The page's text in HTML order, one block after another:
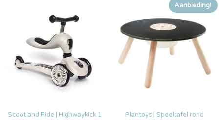
Scoot and Ride | Highwaykick 1
Aanbieding!
Plantoys | Speeltafel rond